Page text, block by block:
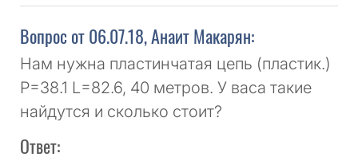
Вопрос от 06.07.18, Анаит Макарян:
Нам нужна пластинчатая цепь (пластик.)
P=38.1 L=82.6, 40 метров. У васа такие
найдутся и сколько стоит?
Ответ: